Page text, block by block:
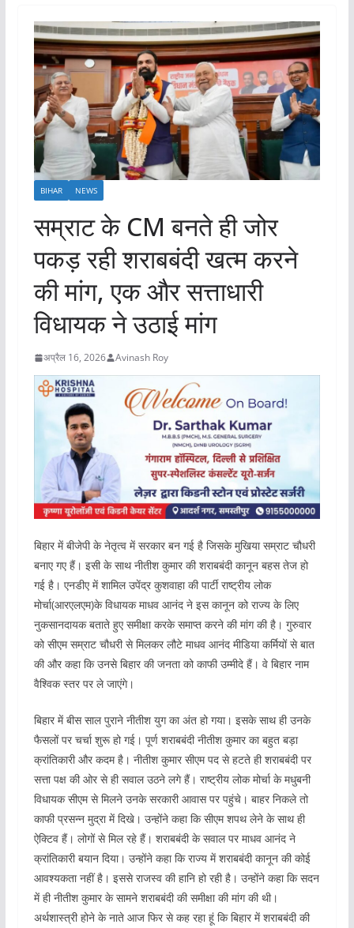
BIHAR NEWS
सम्राट के CM बनते ही जोर
पकड़ रही शराबबंदी खत्म करने
की मांग, एक और सत्ताधारी
विधायक ने उठाई मांग
अप्रैल 16, 2026 Avinash Roy
बिहार में बीजेपी के नेतृत्व में सरकार बन गई है जिसके मुखिया सम्राट चौधरी
बनाए गए हैं। इसी के साथ नीतीश कुमार की शराबबंदी कानून बहस तेज हो
गई है। एनडीए में शामिल उपेंद्र कुशवाहा की पार्टी राष्ट्रीय लोक
मोर्चा(आरएलएम)के विधायक माधव आनंद ने इस कानून को राज्य के लिए
नुकसानदायक बताते हुए समीक्षा करके समाप्त करने की मांग की है। गुरुवार
को सीएम सम्राट चौधरी से मिलकर लौटे माधव आनंद मीडिया कर्मियों से बात
की और कहा कि उनसे बिहार की जनता को काफी उम्मीदे हैं। वे बिहार नाम
वैश्विक स्तर पर ले जाएंगे।
बिहार में बीस साल पुराने नीतीश युग का अंत हो गया। इसके साथ ही उनके
फैसलों पर चर्चा शुरू हो गई। पूर्ण शराबबंदी नीतीश कुमार का बहुत बड़ा
क्रांतिकारी और कदम है। नीतीश कुमार सीएम पद से हटते ही शराबबंदी पर
सत्ता पक्ष की ओर से ही सवाल उठने लगे हैं। राष्ट्रीय लोक मोर्चा के मधुबनी
विधायक सीएम से मिलने उनके सरकारी आवास पर पहुंचे। बाहर निकले तो
काफी प्रसन्न मुद्रा में दिखे। उन्होंने कहा कि सीएम शपथ लेने के साथ ही
ऐक्टिव हैं। लोगों से मिल रहे हैं। शराबबंदी के सवाल पर माधव आनंद ने
क्रांतिकारी बयान दिया। उन्होंने कहा कि राज्य में शराबबंदी कानून की कोई
आवश्यकता नहीं है। इससे राजस्व की हानि हो रही है। उन्होंने कहा कि सदन
में ही नीतीश कुमार के सामने शराबबंदी की समीक्षा की मांग की थी।
अर्थशास्त्री होने के नाते आज फिर से कह रहा हूं कि बिहार में शराबबंदी की